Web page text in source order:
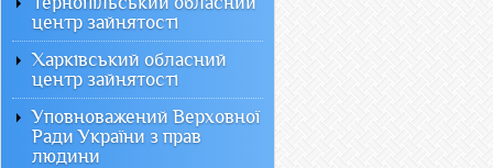
центр зайнятості
Харківський обласний
центр зайнятості
Уповноважений Верховної
Ради України з прав
людини